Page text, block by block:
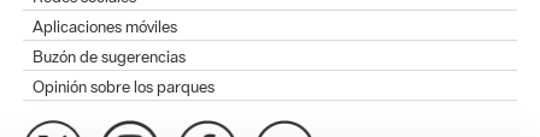
Aplicaciones móviles
Buzón de sugerencias
Opinión sobre los parques